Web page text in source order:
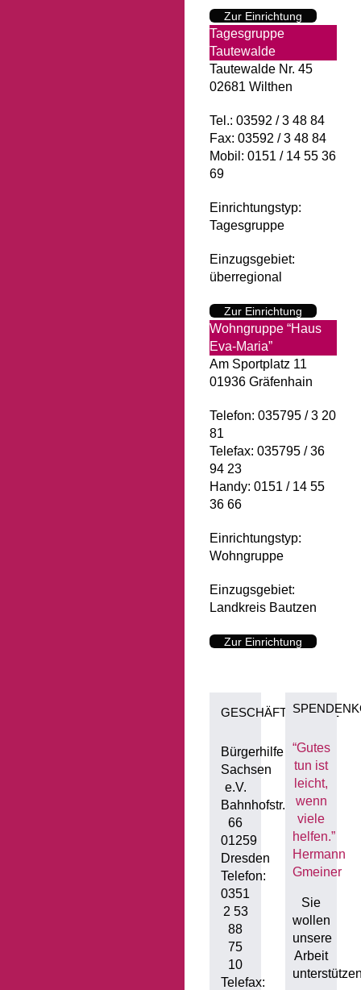
Zur Einrichtung
Tagesgruppe
Tautewalde
Tautewalde Nr. 45
02681 Wilthen
Tel.: 03592 / 3 48 84
Fax: 03592 / 3 48 84
Mobil: 0151 / 14 55 36
69
Einrichtungstyp:
Tagesgruppe
Einzugsgebiet:
überregional
Zur Einrichtung
Wohngruppe “Haus
Eva-Maria”
Am Sportplatz 11
01936 Gräfenhain
Telefon: 035795 / 3 20
81
Telefax: 035795 / 36
94 23
Handy: 0151 / 14 55
36 66
Einrichtungstyp:
Wohngruppe
Einzugsgebiet:
Landkreis Bautzen
Zur Einrichtung
GESCHÄFTSSTELLE
Bürgerhilfe
Sachsen
e.V.
Bahnhofstr.
66
01259
Dresden
Telefon:
0351
2 53
88
75
10
Telefax:
“Gutes
tun ist
leicht,
wenn
viele
helfen.”
Hermann
Gmeiner
Sie
wollen
unsere
Arbeit